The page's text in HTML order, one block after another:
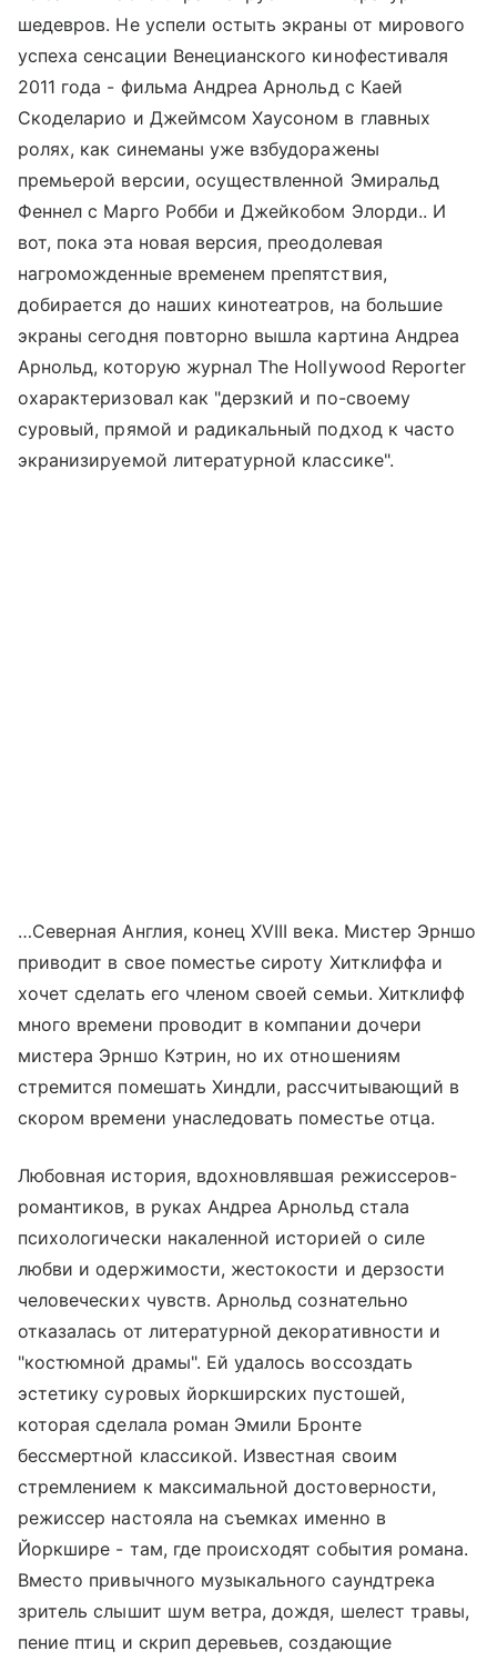
шедевров. Не успели остыть экраны от мирового
успеха сенсации Венецианского кинофестиваля
2011 года - фильма Андреа Арнольд с Каей
Скоделарио и Джеймсом Хаусоном в главных
ролях, как синеманы уже взбудоражены
премьерой версии, осуществленной Эмиральд
Феннел с Марго Робби и Джейкобом Элорди.. И
вот, пока эта новая версия, преодолевая
нагроможденные временем препятствия,
добирается до наших кинотеатров, на большие
экраны сегодня повторно вышла картина Андреа
Арнольд, которую журнал The Hollywood Reporter
охарактеризовал как "дерзкий и по-своему
суровый, прямой и радикальный подход к часто
экранизируемой литературной классике".
…Северная Англия, конец XVIII века. Мистер Эрншо
приводит в свое поместье сироту Хитклиффа и
хочет сделать его членом своей семьи. Хитклифф
много времени проводит в компании дочери
мистера Эрншо Кэтрин, но их отношениям
стремится помешать Хиндли, рассчитывающий в
скором времени унаследовать поместье отца.
Любовная история, вдохновлявшая режиссеров-
романтиков, в руках Андреа Арнольд стала
психологически накаленной историей о силе
любви и одержимости, жестокости и дерзости
человеческих чувств. Арнольд сознательно
отказалась от литературной декоративности и
"костюмной драмы". Ей удалось воссоздать
эстетику суровых йоркширских пустошей,
которая сделала роман Эмили Бронте
бессмертной классикой. Известная своим
стремлением к максимальной достоверности,
режиссер настояла на съемках именно в
Йоркшире - там, где происходят события романа.
Вместо привычного музыкального саундтрека
зритель слышит шум ветра, дождя, шелест травы,
пение птиц и скрип деревьев, создающие